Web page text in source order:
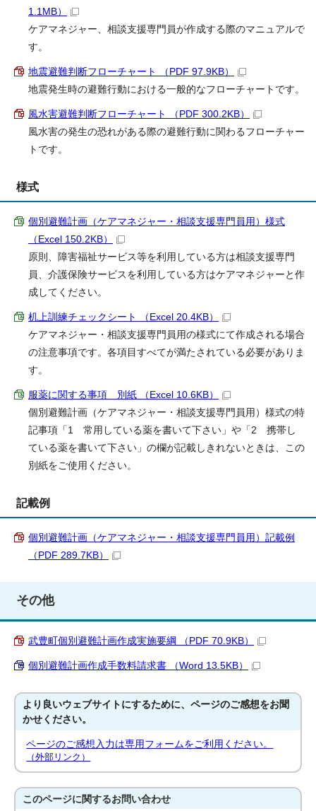
1.1MB）
ケアマネジャー、相談支援専門員が作成する際のマニュアルで
す。
地震避難判断フローチャート （PDF 97.9KB）
地震発生時の避難行動における一般的なフローチャートです。
風水害避難判断フローチャート （PDF 300.2KB）
風水害の発生の恐れがある際の避難行動に関わるフローチャー
トです。
様式
個別避難計画（ケアマネジャー・相談支援専門員用）様式
（Excel 150.2KB）
原則、障害福祉サービス等を利用している方は相談支援専門
員、介護保険サービスを利用している方はケアマネジャーと作
成してください。
机上訓練チェックシート （Excel 20.4KB）
ケアマネジャー・相談支援専門員用の様式にて作成される場合
の注意事項です。各項目すべてが満たされている必要がありま
す。
服薬に関する事項 別紙 （Excel 10.6KB）
個別避難計画（ケアマネジャー・相談支援専門員用）様式の特
記事項「1 常用している薬を書いて下さい」や「2 携帯し
ている薬を書いて下さい」の欄が記載しきれないときは、この
別紙をご使用ください。
記載例
個別避難計画（ケアマネジャー・相談支援専門員用）記載例
（PDF 289.7KB）
その他
武豊町個別避難計画作成実施要綱 （PDF 70.9KB）
個別避難計画作成手数料請求書 （Word 13.5KB）
より良いウェブサイトにするために、ページのご感想をお聞
かせください。
ページのご感想入力は専用フォームをご利用ください。
（外部リンク）
このページに関するお問い合わせ